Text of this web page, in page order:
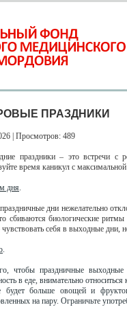
ПРАЗДНИКИ
| Просмотров: 489
праздники – это встречи с
время каникул с
дня.
дни нежелательно
сбиваются биологические ритмы
себя в выходные дни,
.
чтобы праздничные
в еде, внимательно
будет больше овощей и
на пару. Ограничьте